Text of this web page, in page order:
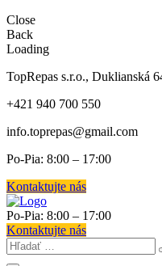
Close
Back
Loading
TopRepas s.r.o., Duklianská
+421 940 700 550
info.toprepas@gmail.com
Po-Pia: 8:00 – 17:00
Kontaktujte nás
Po-Pia: 8:00 – 17:00
Kontaktujte nás